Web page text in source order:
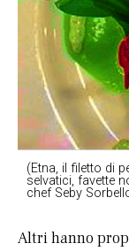
(Etna, il filetto di
selvatici, favette
chef Seby
Altri hanno